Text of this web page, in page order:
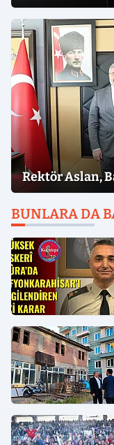
Rektör Aslan,
BUNLARA DA